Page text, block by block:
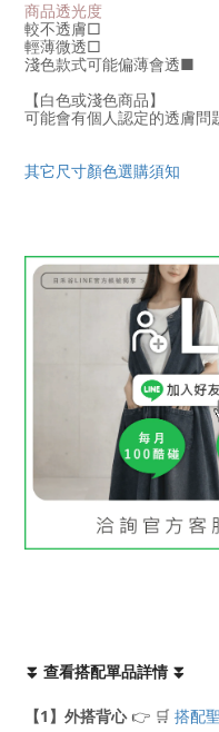
商品透光度
較不透膚□
輕薄微透□
淺色款式可能偏薄會透■
【白色或淺色商品】
可能會有個人認定的透膚
其它尺寸顏色選購須知
⏬ 查看搭配單品詳情 ⏬
【1】外搭背心👉 🛒 搭配